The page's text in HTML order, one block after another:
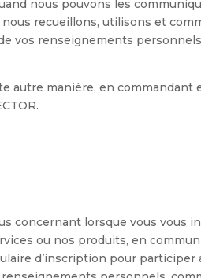
nous pouvons les
recueillons, utilisons et
vos renseignements
manière, en commandant
lorsque vous vous
ou nos produits, en
d’inscription pour participer